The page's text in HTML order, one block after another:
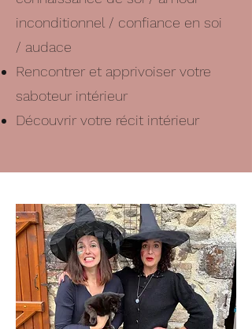
inconditionnel / confiance en soi
/ audace
Rencontrer et apprivoiser votre
saboteur intérieur
Découvrir votre récit intérieur